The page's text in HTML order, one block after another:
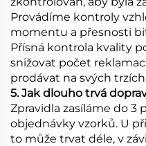
Provádíme kontroly
momentu a přesnosti
Přísná kontrola kvality
snižovat počet
prodávat na svých
5. Jak dlouho trvá
Zpravidla zasíláme do 3
objednávky vzorků. U
to může trvat déle, v